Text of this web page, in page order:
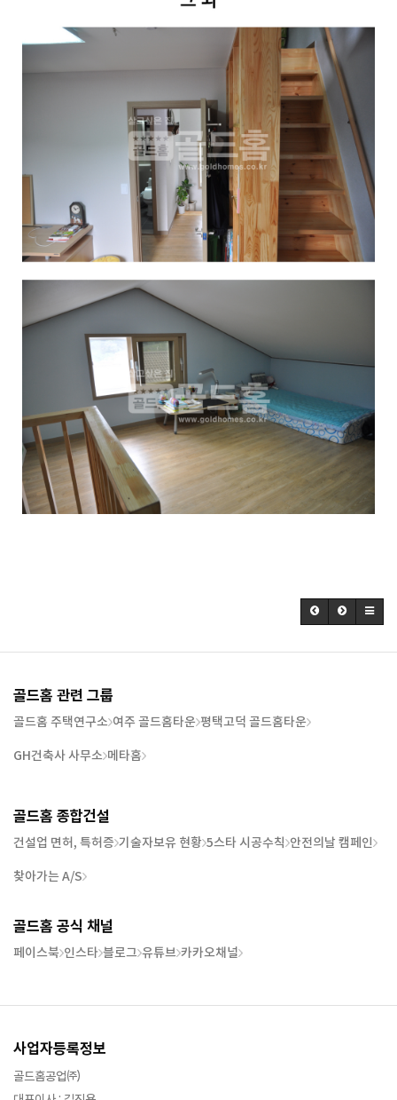
골드홈 관련 그룹
골드홈 주택연구소 여주 골드홈타운 평택고덕 골드홈타운
GH건축사 사무소 메타홈
골드홈 종합건설
건설업 면허, 특허증 기술자보유 현황 5스타 시공수칙 안전의날 캠페인
찾아가는 A/S
골드홈 공식 채널
페이스북 인스타 블로그 유튜브 카카오채널
사업자등록정보
골드홈공업㈜